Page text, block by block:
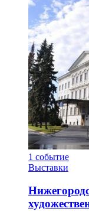
1 событие
Выставки